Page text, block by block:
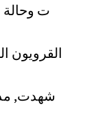
ت وحالة
القرويون
شهدت,